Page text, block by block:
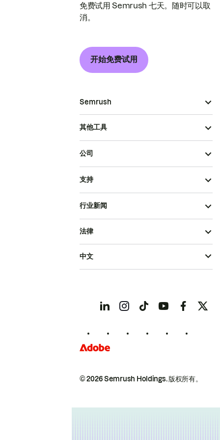
免费试用 Semrush 七天。随时可以取
消。
开始免费试用
Semrush
其他工具
公司
支持
行业新闻
© 2026 Semrush Holdings.版权所有。
法律
中文